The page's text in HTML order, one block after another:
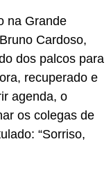
na Grande
Bruno Cardoso,
dos palcos para
recuperado e
agenda, o
os colegas de
“Sorriso,